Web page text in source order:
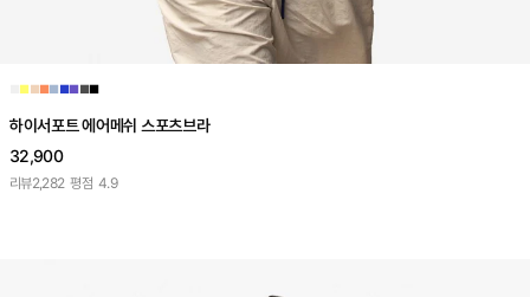
■■■■■■■■
하이서포트 에어메쉬 스포츠브라
32,900
리뷰2,282 평점 4.9